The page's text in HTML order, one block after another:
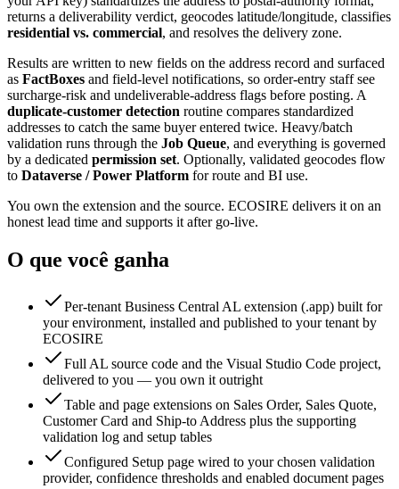
returns a deliverability verdict, geocodes latitude/longitude, classifies
residential vs. commercial, and resolves the delivery zone.
Results are written to new fields on the address record and surfaced
as FactBoxes and field-level notifications, so order-entry staff see
surcharge-risk and undeliverable-address flags before posting. A
duplicate-customer detection routine compares standardized
addresses to catch the same buyer entered twice. Heavy/batch
validation runs through the Job Queue, and everything is governed
by a dedicated permission set. Optionally, validated geocodes flow
to Dataverse / Power Platform for route and BI use.
You own the extension and the source. ECOSIRE delivers it on an
honest lead time and supports it after go-live.
O que você ganha
Per-tenant Business Central AL extension (.app) built for
your environment, installed and published to your tenant by
ECOSIRE
Full AL source code and the Visual Studio Code project,
delivered to you — you own it outright
Table and page extensions on Sales Order, Sales Quote,
Customer Card and Ship-to Address plus the supporting
validation log and setup tables
Configured Setup page wired to your chosen validation
provider, confidence thresholds and enabled document pages